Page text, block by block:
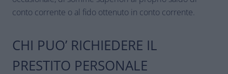
conto corrente o al fido ottenuto in conto corrente.
CHI PUO’ RICHIEDERE IL
PRESTITO PERSONALE